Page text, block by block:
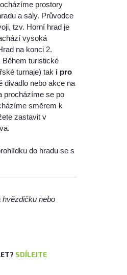
prostory
a sály. Průvodce
tzv. Horní hrad je
vysoká
na konci 2.
Během turistické
turnaje) tak i pro
divadlo nebo akce na
procházíme se po
směrem k
zastavit v
do hradu se s
hvězdičku nebo
SDÍLEJTE